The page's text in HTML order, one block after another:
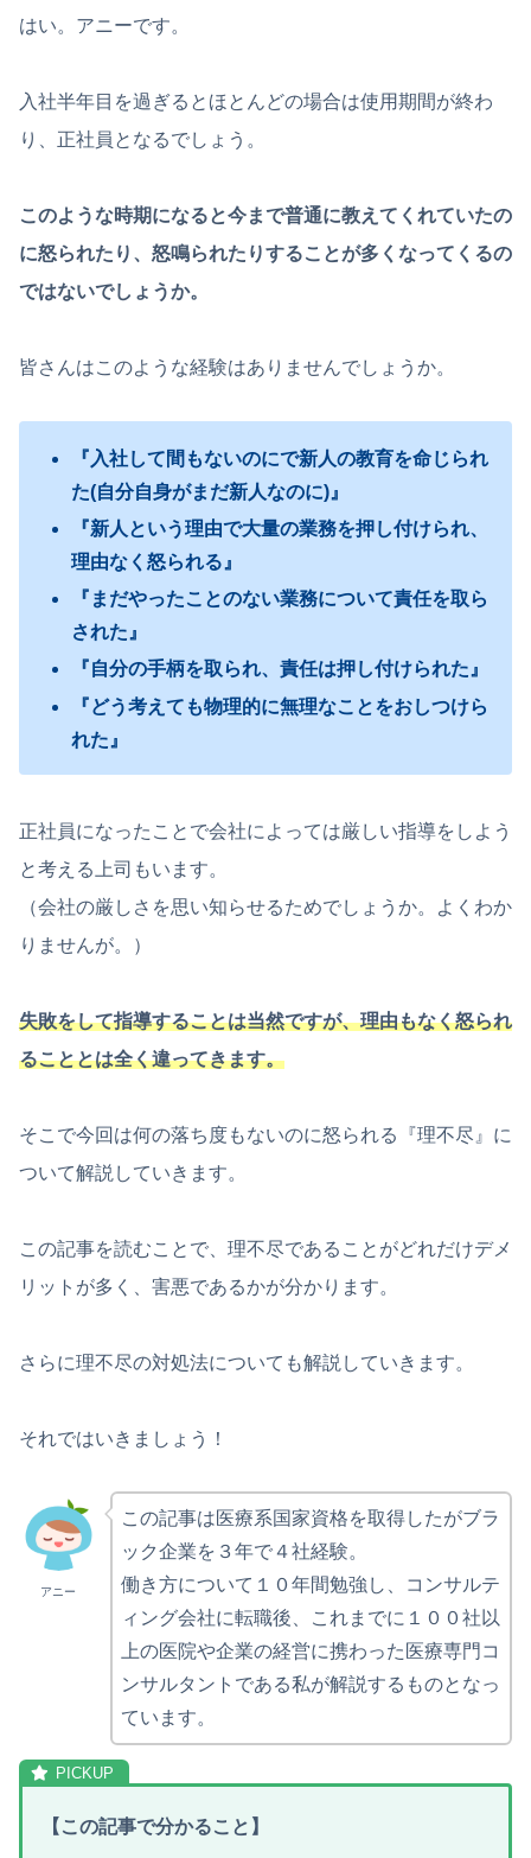
はい。アニーです。
入社半年目を過ぎるとほとんどの場合は使用期間が終わ
り、正社員となるでしょう。
このような時期になると今まで普通に教えてくれていたの
に怒られたり、怒鳴られたりすることが多くなってくるの
ではないでしょうか。
皆さんはこのような経験はありませんでしょうか。
『入社して間もないのにで新人の教育を命じられ
た(自分自身がまだ新人なのに)』
『新人という理由で大量の業務を押し付けられ、
理由なく怒られる』
『まだやったことのない業務について責任を取ら
された』
『自分の手柄を取られ、責任は押し付けられた』
『どう考えても物理的に無理なことをおしつけら
れた』
正社員になったことで会社によっては厳しい指導をしよう
と考える上司もいます。
（会社の厳しさを思い知らせるためでしょうか。よくわか
りませんが。）
失敗をして指導することは当然ですが、理由もなく怒られ
ることとは全く違ってきます。
そこで今回は何の落ち度もないのに怒られる『理不尽』に
ついて解説していきます。
この記事を読むことで、理不尽であることがどれだけデメ
リットが多く、害悪であるかが分かります。
さらに理不尽の対処法についても解説していきます。
それではいきましょう！
アニー
この記事は医療系国家資格を取得したがブラ
ック企業を３年で４社経験。
働き方について１０年間勉強し、コンサルテ
ィング会社に転職後、これまでに１００社以
上の医院や企業の経営に携わった医療専門コ
ンサルタントである私が解説するものとなっ
ています。
【 この記事で分かること 】